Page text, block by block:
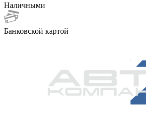
Наличными
Банковской картой